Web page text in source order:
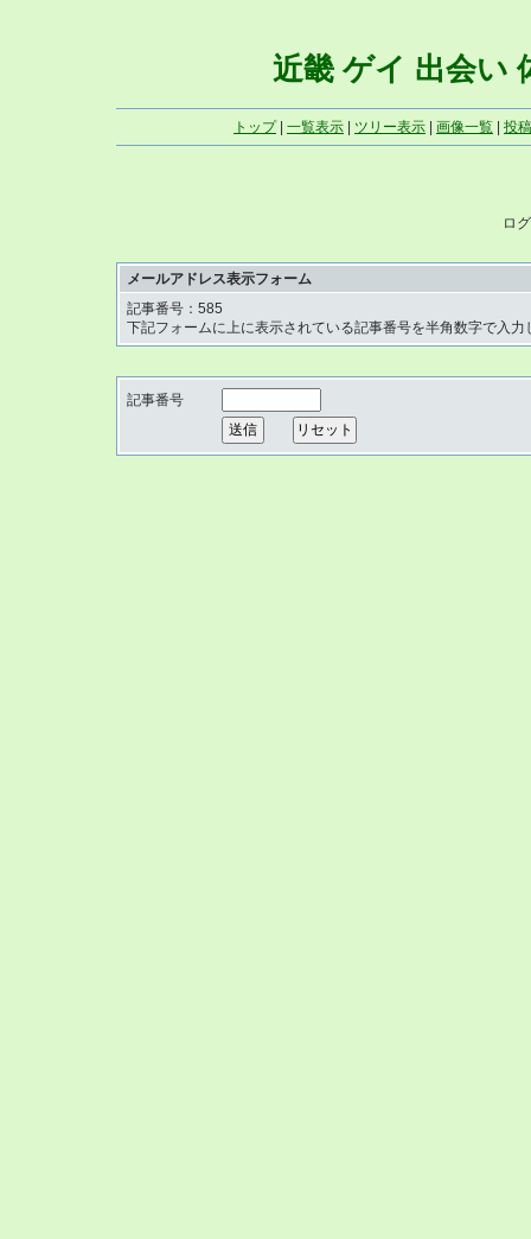
近畿 ゲイ 出会い
トップ| 一覧表示 ツリー表示 画像一覧 投
ロ
メールアドレス表示フォーム
記事番号：585
下記フォームに上に表示されている記事番号を半角数字で入力
記事番号